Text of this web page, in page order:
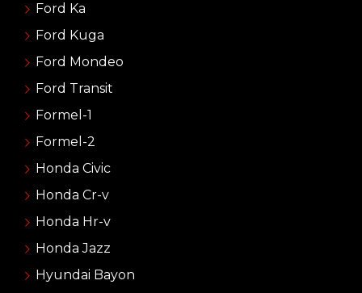
Ford Ka
Ford Kuga
Ford Mondeo
Ford Transit
Formel-1
Formel-2
Honda Civic
Honda Cr-v
Honda Hr-v
Honda Jazz
Hyundai Bayon